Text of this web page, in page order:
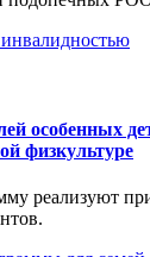
особенных
физкультуре
реализуют